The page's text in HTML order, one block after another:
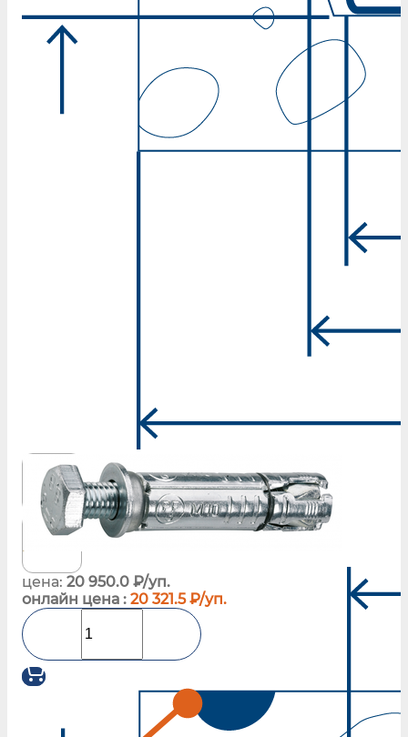
цена: 20 950.0 ₽/уп.
онлайн цена : 20 321.5 ₽/уп.